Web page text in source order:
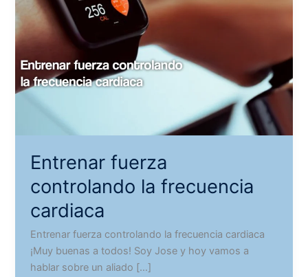
Entrenar fuerza
controlando la frecuencia
cardiaca
Entrenar fuerza controlando la frecuencia cardiaca
¡Muy buenas a todos! Soy Jose y hoy vamos a
hablar sobre un aliado […]